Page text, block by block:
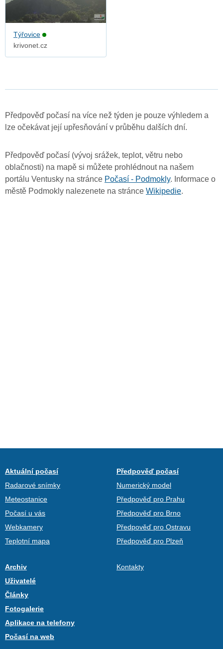
Týřovice
krivonet.cz
Předpověď počasí na více než týden je pouze výhledem a
lze očekávat její upřesňování v průběhu dalších dní.
Předpověď počasí (vývoj srážek, teplot, větru nebo
oblačnosti) na mapě si můžete prohlédnout na našem
portálu Ventusky na stránce Počasí - Podmokly. Informace o
městě Podmokly nalezenete na stránce Wikipedie.
Aktuální počasí
Radarové snímky
Meteostanice
Počasí u vás
Webkamery
Teplotní mapa
Předpověď počasí
Numerický model
Předpověď pro Prahu
Předpověď pro Brno
Předpověď pro Ostravu
Předpověď pro Plzeň
Archiv
Uživatelé
Články
Fotogalerie
Aplikace na telefony
Počasí na web
Kontakty